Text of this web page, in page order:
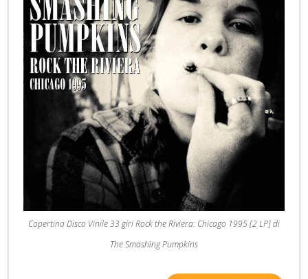
Copertina Disco Vinile 33 giri Rock the Riviera: Chicago 1995 [2 LP] di
The Smashing Pumpkins